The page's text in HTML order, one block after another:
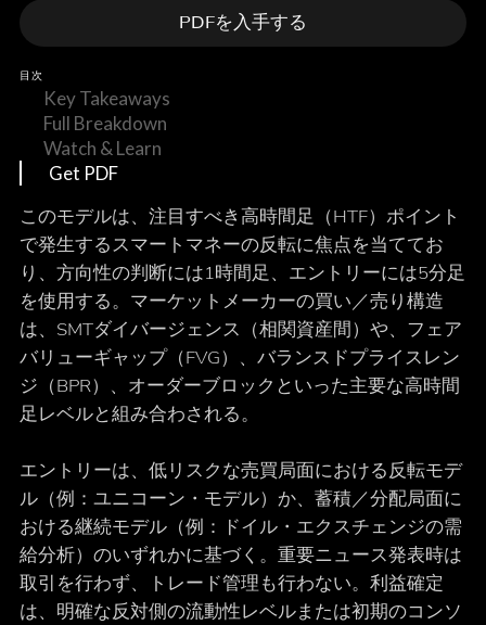
PDFを入手する
目次
Key Takeaways
Full Breakdown
Watch & Learn
Get PDF
このモデルは、注目すべき高時間足（HTF）ポイント
で発生するスマートマネーの反転に焦点を当ててお
り、方向性の判断には1時間足、エントリーには5分足
を使用する。マーケットメーカーの買い／売り構造
は、SMTダイバージェンス（相関資産間）や、フェア
バリューギャップ（FVG）、バランスドプライスレン
ジ（BPR）、オーダーブロックといった主要な高時間
足レベルと組み合わされる。
エントリーは、低リスクな売買局面における反転モデ
ル（例：ユニコーン・モデル）か、蓄積／分配局面に
おける継続モデル（例：ドイル・エクスチェンジの需
給分析）のいずれかに基づく。重要ニュース発表時は
取引を行わず、トレード管理も行わない。利益確定
は、明確な反対側の流動性レベルまたは初期のコンソ